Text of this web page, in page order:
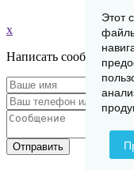
x
Написать сообщение
Отправить
Этот